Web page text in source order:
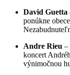
David Guetta
ponúkne
Andre Rieu –
koncert
výnimočnou